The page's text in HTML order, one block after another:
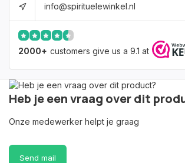
info@spirituelewinkel.nl
2000+ customers give us a 9.1 at
Heb je een vraag over dit
Onze medewerker helpt je graag
Send mail